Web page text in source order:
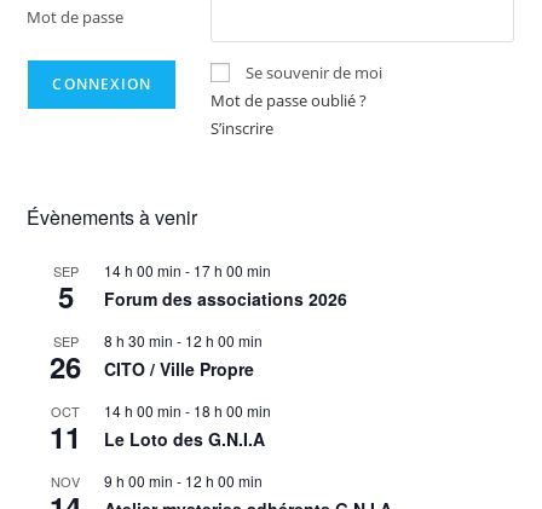
Mot de passe
Se souvenir de moi
Mot de passe oublié ?
S’inscrire
Évènements à venir
SEP
5
14 h 00 min - 17 h 00 min
Forum des associations 2026
SEP
26
8 h 30 min - 12 h 00 min
CITO / Ville Propre
OCT
11
14 h 00 min - 18 h 00 min
Le Loto des G.N.I.A
NOV 9 h 00 min - 12 h 00 min